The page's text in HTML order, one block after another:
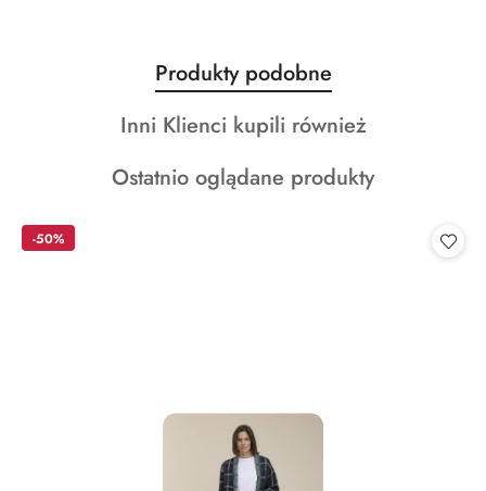
Pomiń karuzelę produktów
Produkty
o
statusie:
Produkty podobne
Produkty
statusie:
Inni Klienci kupili również
Produkty
Ostatnio oglądane produkty
-50%